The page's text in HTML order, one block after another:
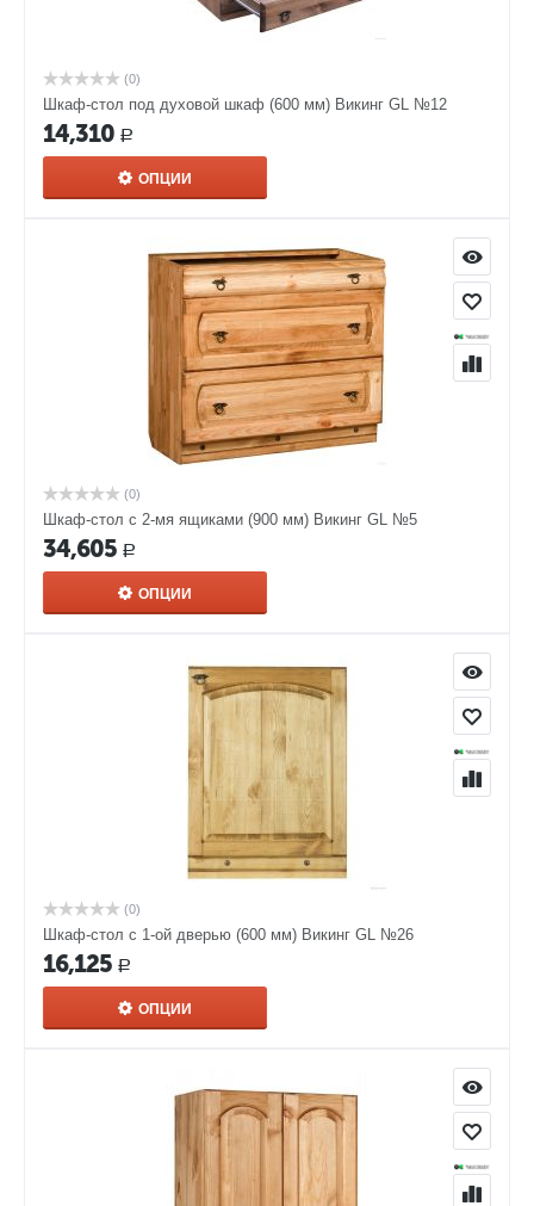
(0)
Шкаф-стол под духовой шкаф (600 мм) Викинг GL №12
14,310 Р
ОПЦИИ
(0)
Шкаф-стол с 2-мя ящиками (900 мм) Викинг GL №5
34,605 Р
ОПЦИИ
(0)
Шкаф-стол с 1-ой дверью (600 мм) Викинг GL №26
16,125 Р
ОПЦИИ